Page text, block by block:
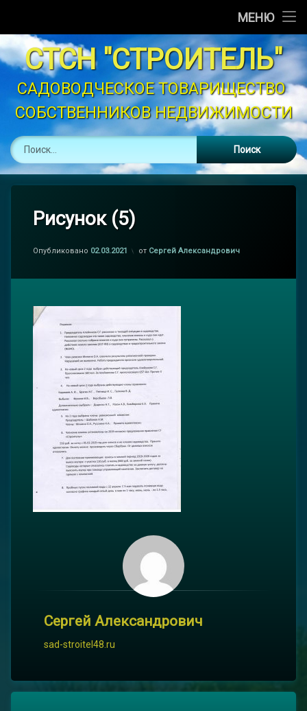
МЕНЮ
Новости
Объявления
График Полива
Устав
Законодательство
Перейти
к
содержимому
СТСН "СТРОИТЕЛЬ"
САДОВОДЧЕСКОЕ ТОВАРИЩЕСТВО
СОБСТВЕННИКОВ НЕДВИЖИМОСТИ
Рисунок (5)
Опубликовано 02.03.2021 от Сергей Александрович
Сергей Александрович
sad-stroitel48.ru